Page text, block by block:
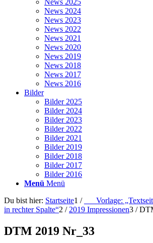
News 2025
News 2024
News 2023
News 2022
News 2021
News 2020
News 2019
News 2018
News 2017
News 2016
Bilder
Bilder 2025
Bilder 2024
Bilder 2023
Bilder 2022
Bilder 2021
Bilder 2019
Bilder 2018
Bilder 2017
Bilder 2016
Menü Menü
Du bist hier: Startseite1 /
___Vorlage:
in rechter Spalte“2 / 2019 Impressionen3 /
DTM 2019 Nr_33